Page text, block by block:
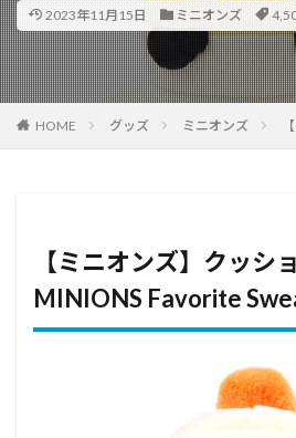
2023年11月15日 ミニオンズ
HOME グッズ ミニオンズ
【ミニオンズ】クッ
MINIONS Favorite